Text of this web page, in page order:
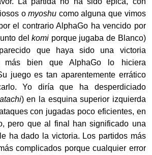
omyoshu como alguna que vimos
el contrario AlphaGo ha vencido por
delkomi porque jugaba de Blanco)
que haya sido una victoria
más bien que AlphaGo lo hiciera
juego es tan aparentemente errático
Yo diría que ha desperdiciado
) en la esquina superior izquierda
con jugadas poco eficientes, en
pero que al final han significado una
ha dado la victoria. Los partidos más
complicados porque cualquier error